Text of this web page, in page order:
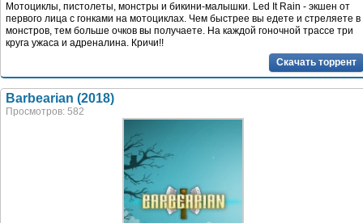
Мотоциклы, пистолеты, монстры и бикини-малышки. Led It Rain - экшен от
первого лица с гонками на мотоциклах. Чем быстрее вы едете и стреляете в
монстров, тем больше очков вы получаете. На каждой гоночной трассе три
круга ужаса и адреналина. Кричи!!
Скачать торрент
Barbearian (2018)
Просмотров: 582